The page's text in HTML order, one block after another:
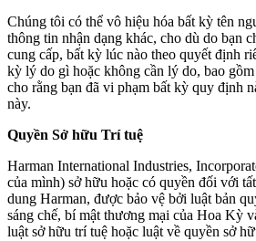
Chúng tôi có thể vô hiệu hóa bất kỳ tên
thông tin nhận dạng khác, cho dù do bạn
cung cấp, bất kỳ lúc nào theo quyết định
kỳ lý do gì hoặc không cần lý do, bao
cho rằng bạn đã vi phạm bất kỳ quy định
này.
Quyền Sở hữu Trí tuệ
Harman International Industries,
của mình) sở hữu hoặc có quyền đối với
dung Harman, được bảo vệ bởi luật bản
sáng chế, bí mật thương mại của Hoa Kỳ
luật sở hữu trí tuệ hoặc luật về quyền sở